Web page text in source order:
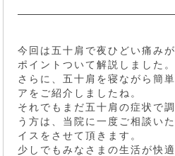
今回は五十肩で夜ひどい痛み
ポイントついて解説しました。
さらに、五十肩を寝ながら簡
アをご紹介しましたね。
それでもまだ五十肩の症状で
う方は、当院に一度ご相談い
イスをさせて頂きます。
少しでもみなさまの生活が快